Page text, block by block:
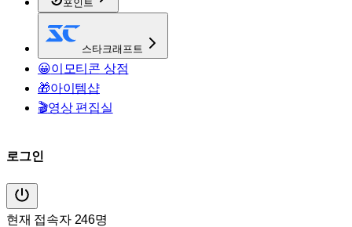
포인트
스타크래프트
😀이모티콘 상점
🎁아이템샵
🎬영상 편집실
로그인
현재 접속자 246명